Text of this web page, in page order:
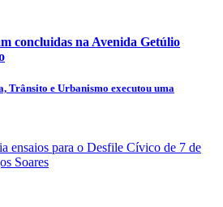
concluidas na Avenida Getúlio
Trânsito e Urbanismo executou uma